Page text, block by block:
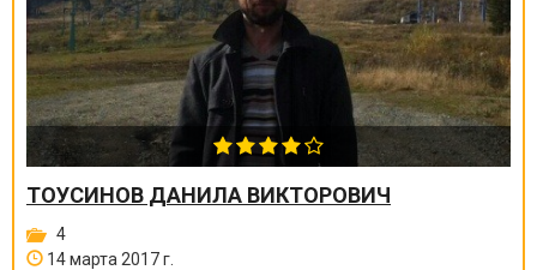
ТОУСИНОВ ДАНИЛА ВИКТОРОВИЧ
4
14 марта 2017 г.